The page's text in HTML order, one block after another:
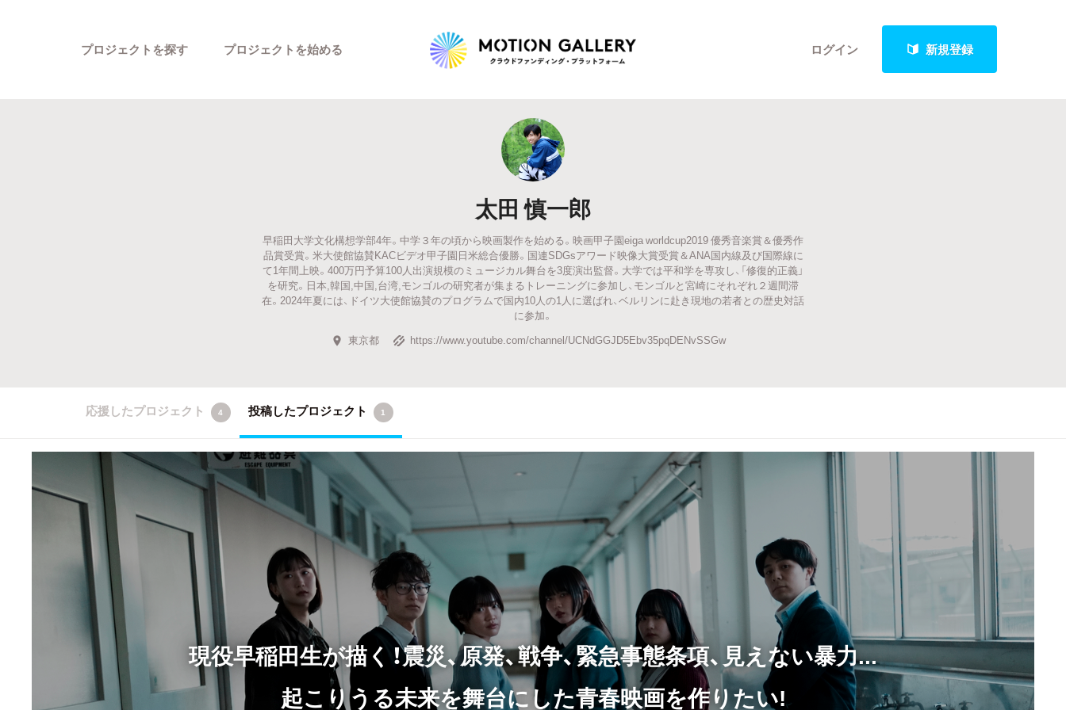
ログイン 新規登録
プロジェクトを探す
Highlight
新着プロジェクト
Feature
カテゴリーから探す タグから探す キュレーターから探す 特集から探す 最新進捗報告から探す
Legendary
最新達成プロジェクト
プロジェクトを始める
太田 慎一郎
早稲田大学文化構想学部4年。中学３年の頃から映画製作を始める。映画甲子園eiga worldcup2019 優秀音楽賞＆優秀作
品賞受賞。米大使館協賛KACビデオ甲子園日米総合優勝。国連SDGsアワード映像大賞受賞＆ANA国内線及び国際線に
て1年間上映。400万円予算100人出演規模のミュージカル舞台を3度演出監督。大学では平和学を専攻し、「修復的正義」
を研究。日本,韓国,中国,台湾,モンゴルの研究者が集まるトレーニングに参加し、モンゴルと宮崎にそれぞれ２週間滞
在。2024年夏には、ドイツ大使館協賛のプログラムで国内10人の1人に選ばれ、ベルリンに赴き現地の若者との歴史対話
に参加。
東京都
https://www.youtube.com/channel/UCNdGGJD5Ebv35pqDENvSSGw
応援したプロジェクト 4 投稿したプロジェクト 1
現役早稲田生が描く！震災、原発、戦争、緊急事態条項、見えない暴力...
起こりうる未来を舞台にした青春映画を作りたい!